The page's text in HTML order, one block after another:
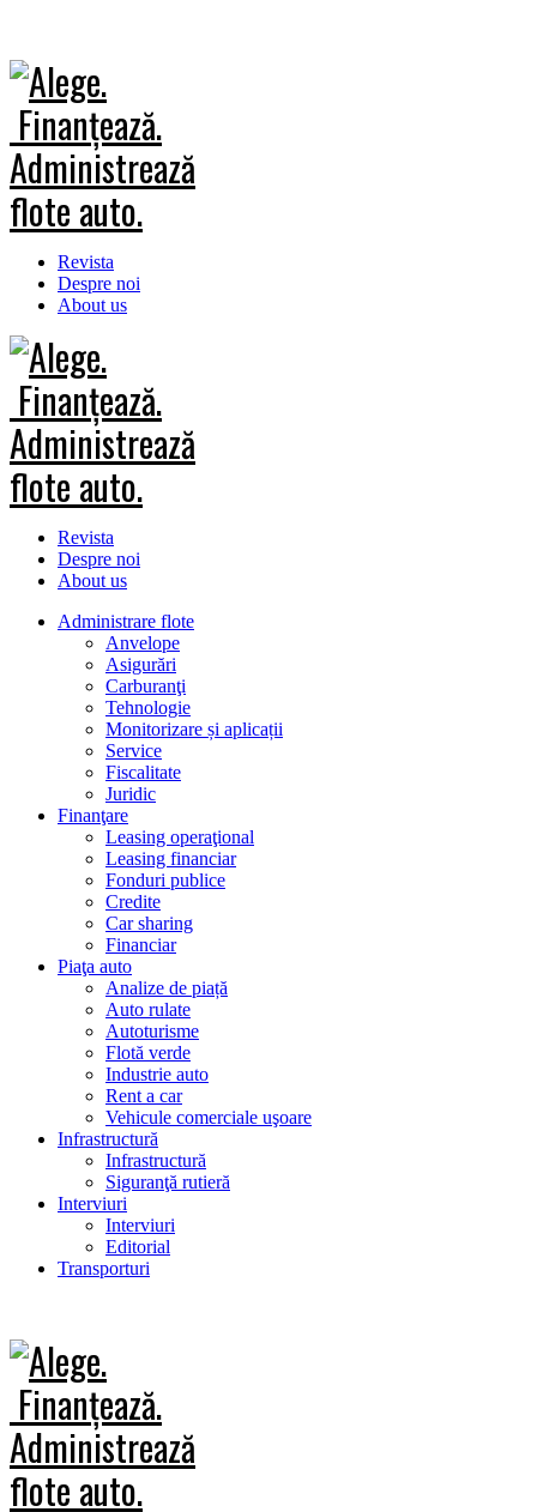
Revista
Despre noi
About us
Revista
Despre noi
About us
Administrare flote
Anvelope
Asigurări
Carburanţi
Tehnologie
Monitorizare și aplicații
Service
Fiscalitate
Juridic
Finanţare
Leasing operaţional
Leasing financiar
Fonduri publice
Credite
Car sharing
Financiar
Piaţa auto
Analize de piață
Auto rulate
Autoturisme
Flotă verde
Industrie auto
Rent a car
Vehicule comerciale uşoare
Infrastructură
Infrastructură
Siguranţă rutieră
Interviuri
Interviuri
Editorial
Transporturi